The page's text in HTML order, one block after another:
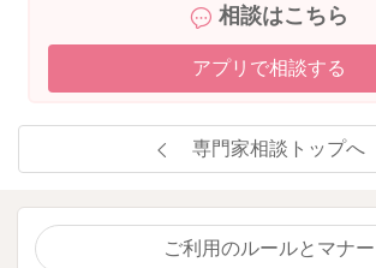
相談はこちら
アプリで相談する
専門家相談トップへ
ご利用のルールとマナー